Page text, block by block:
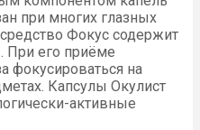
при многих глазных
Фокус содержит
При его приёме
фокусироваться на
Капсулы Окулист
активные